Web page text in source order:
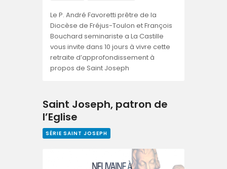
Le P. André Favoretti prêtre de la
Diocèse de Fréjus-Toulon et François
Bouchard seminariste a La Castille
vous invite dans 10 jours à vivre cette
retraite d’approfondissement à
propos de Saint Joseph
Saint Joseph, patron de
l’Eglise
SÉRIE SAINT JOSEPH